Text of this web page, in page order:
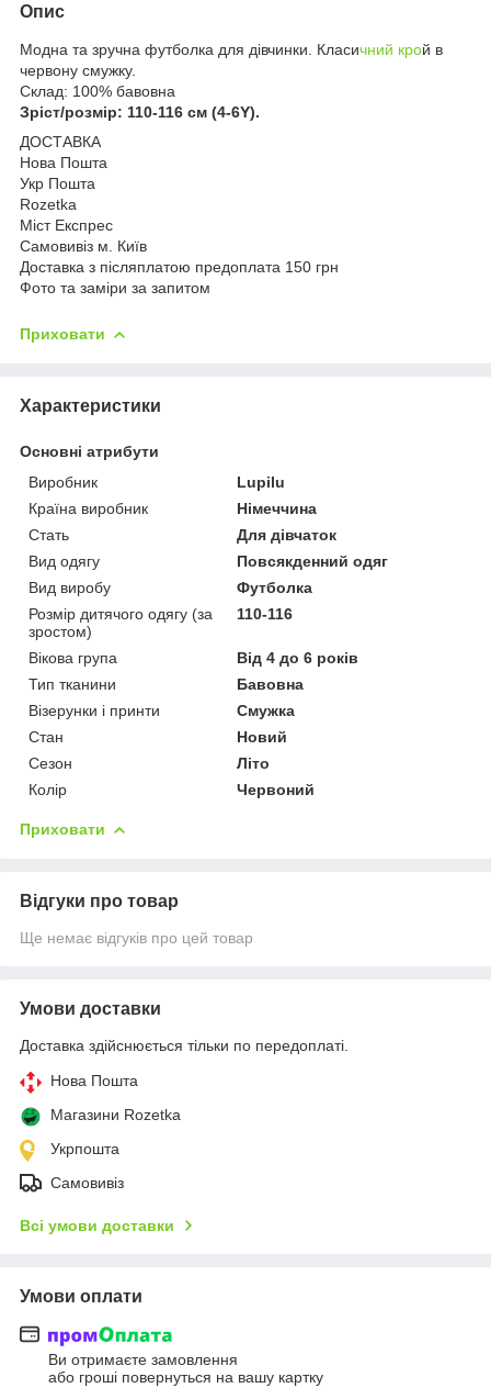
Опис
Модна та зручна футболка для дівчинки. Класичний крой в
червону смужку.
Склад: 100% бавовна
Зріст/розмір: 110-116 см (4-6Y).
ДОСТАВКА
Нова Пошта
Укр Пошта
Rozetka
Міст Експрес
Самовивіз м. Київ
Доставка з післяплатою предоплата 150 грн
Фото та заміри за запитом
Приховати
Характеристики
Основні атрибути
Виробник
Lupilu
Країна виробник
Німеччина
Стать
Для дівчаток
Вид одягу
Повсякденний одяг
Вид виробу
Футболка
Розмір дитячого одягу (за
зростом)
110-116
Вікова група
Від 4 до 6 років
Тип тканини
Бавовна
Візерунки і принти
Смужка
Стан
Новий
Сезон
Літо
Колір
Червоний
Приховати
Відгуки про товар
Ще немає відгуків про цей товар
Умови доставки
Доставка здійснюється тільки по передоплаті.
Нова Пошта
Магазини Rozetka
Укрпошта
Самовивіз
Всі умови доставки
Умови оплати
Ви отримаєте замовлення
або гроші повернуться на вашу картку